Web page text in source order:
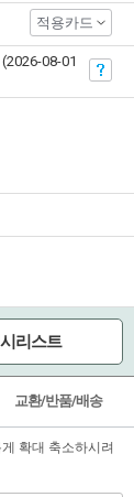
적용카드
08-01
리스트
교환/반품/배송
확대 축소하시려